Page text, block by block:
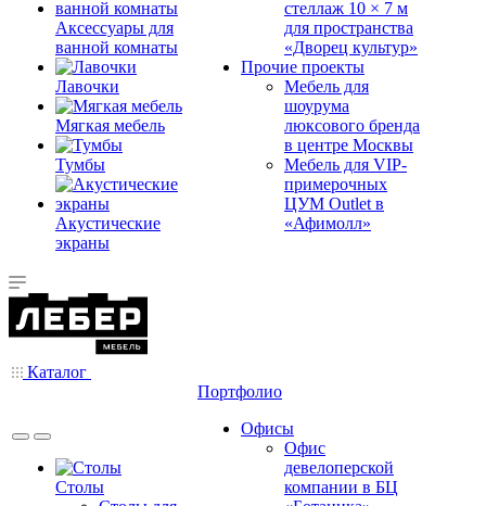
Аксессуары для
ванной комнаты
Лавочки
Мягкая мебель
Тумбы
Акустические
экраны
стеллаж 10 × 7 м
для пространства
«Дворец культур»
Прочие проекты
Мебель для
шоурума
люксового бренда
в центре Москвы
Мебель для VIP-
примерочных
ЦУМ Outlet в
«Афимолл»
Каталог
Столы
Портфолио
Офисы
Офис
девелоперской
компании в БЦ